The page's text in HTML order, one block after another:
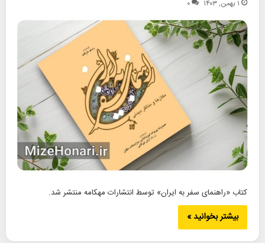
۱ بهمن, ۱۴۰۳ ۰
کتاب «راهنمای سفر به ایران» توسط انتشارات مهکامه منتشر شد.
بیشتر بخوانید »